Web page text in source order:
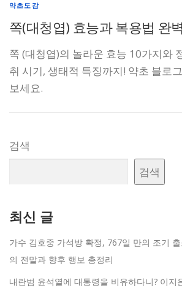
약초도감
쪽(대청엽) 효능과 복용법 완
쪽 (대청엽)의 놀라운 효능 10가지와
취 시기, 생태적 특징까지! 약초 블로
보세요.
검색
검색
최신 글
가수 김호중 가석방 확정, 767일 만의 조기
의 전말과 향후 행보 총정리
내란범 윤석열에 대통령을 비유하다니? 이지